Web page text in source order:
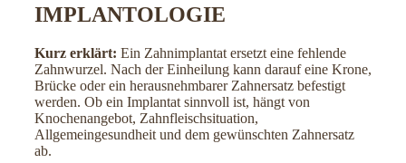
IMPLANTOLOGIE
Kurz erklärt: Ein Zahnimplantat ersetzt eine fehlende
Zahnwurzel. Nach der Einheilung kann darauf eine Krone,
Brücke oder ein herausnehmbarer Zahnersatz befestigt
werden. Ob ein Implantat sinnvoll ist, hängt von
Knochenangebot, Zahnfleischsituation,
Allgemeingesundheit und dem gewünschten Zahnersatz
ab.